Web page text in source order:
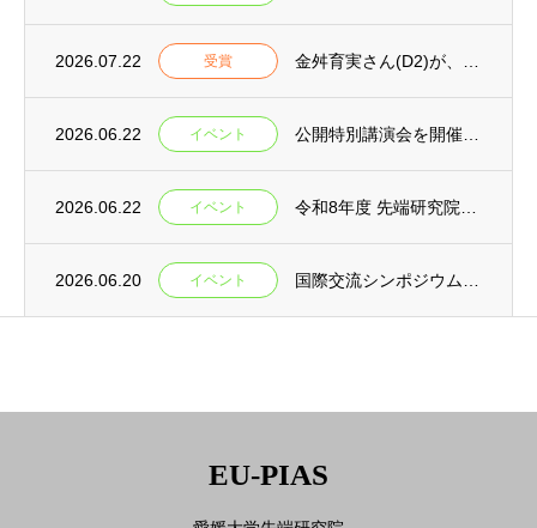
2026.07.22 受賞 金舛育実さん(D2)が、公益社団法人日本コンクリート工学会「年次論文奨励賞」を受賞
2026.06.22 イベント 公開特別講演会を開催いたします
2026.06.22 イベント 令和8年度 先端研究院シンポジウムを開催します
2026.06.20 イベント 国際交流シンポジウムを開催 (GRC)
EU-PIAS